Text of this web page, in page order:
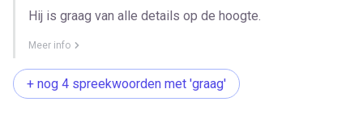
Hij is graag van alle details op de hoogte.
Meer info
+ nog 4 spreekwoorden met 'graag'